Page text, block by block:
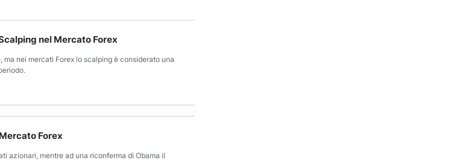
nel Mercato Forex
nei mercati Forex lo scalping è considerato una
Forex
azionari, mentre ad una riconferma di Obama il